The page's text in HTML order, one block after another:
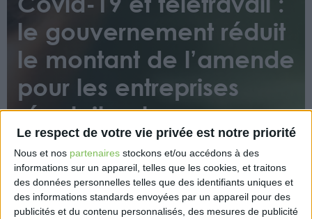
Le respect de votre vie privée est notre priorité
Nous et nos partenaires stockons et/ou accédons à des
informations sur un appareil, telles que les cookies, et traitons
des données personnelles telles que des identifiants uniques et
des informations standards envoyées par un appareil pour des
publicités et du contenu personnalisés, des mesures de publicité
le gouvernement réduit
le montant de l’amende
pour les entreprises
récalcitrantes